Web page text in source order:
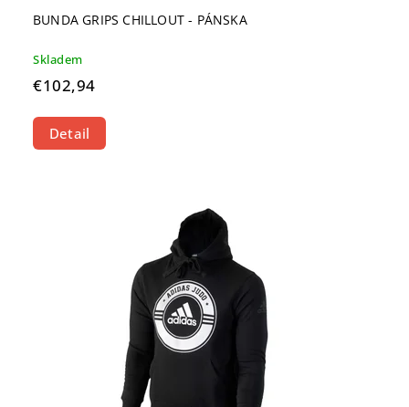
BUNDA GRIPS CHILLOUT - PÁNSKA
Skladem
€102,94
Detail